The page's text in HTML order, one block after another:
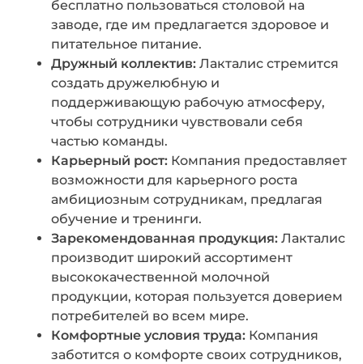
бесплатно пользоваться столовой на
заводе, где им предлагается здоровое и
питательное питание.
Дружный коллектив: Лакталис стремится
создать дружелюбную и
поддерживающую рабочую атмосферу,
чтобы сотрудники чувствовали себя
частью команды.
Карьерный рост: Компания предоставляет
возможности для карьерного роста
амбициозным сотрудникам, предлагая
обучение и тренинги.
Зарекомендованная продукция: Лакталис
производит широкий ассортимент
высококачественной молочной
продукции, которая пользуется доверием
потребителей во всем мире.
Комфортные условия труда: Компания
заботится о комфорте своих сотрудников,